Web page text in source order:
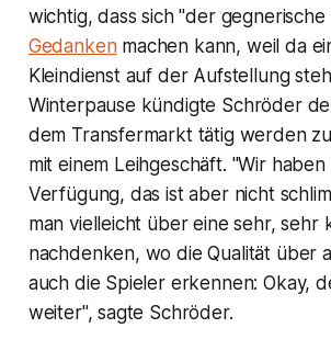
wichtig, dass sich "der gegnerische
Gedankenmachen kann, weil da
Kleindienst auf der Aufstellung
Winterpause kündigte Schröder
dem Transfermarkt tätig werden
mit einem Leihgeschäft. "Wir
Verfügung, das ist aber nicht
man vielleicht über eine sehr, sehr
nachdenken, wo die Qualität über
auch die Spieler erkennen: Okay,
weiter", sagte Schröder.